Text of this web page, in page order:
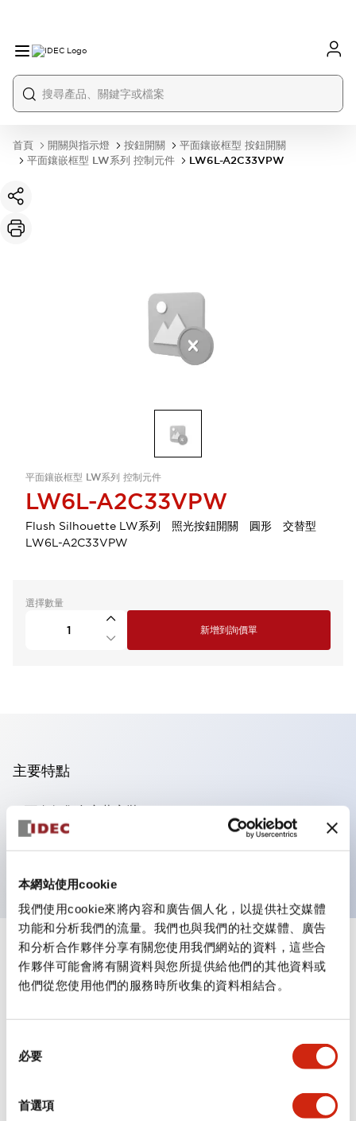
本網站使用cookie
我們使用cookie來將內容和廣告個人化，以提供社交媒體
功能和分析我們的流量。我們也與我們的社交媒體、廣告
和分析合作夥伴分享有關您使用我們網站的資料，這些合
作夥伴可能會將有關資料與您所提供給他們的其他資料或
他們從您使用他們的服務時所收集的資料相結合。
必要
首選項
首頁 開關與指示燈 按鈕開關
平面鑲嵌框型 按鈕開關
平面鑲嵌框型 LW系列 控制元件
LW6L-A2C33VPW
平面鑲嵌框型 LW系列 控制元件
LW6L-A2C33VPW
Flush Silhouette LW系列 照光按鈕開關 圓形 交替型
LW6L-A2C33VPW
選擇數量
新增到詢價單
主要特點
可進行集合密著安裝
附鎖選擇開關採用高安全性的彈子鎖結構
規格 顯示全部
審美規範